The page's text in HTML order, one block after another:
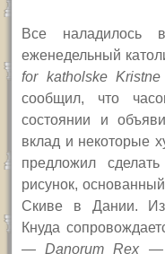
Все наладилось
еженедельный
for katholske Kristne
сообщил, что
состоянии и
вклад и некоторые
предложил
рисунок,
Скиве в Дании.
Кнуда
— Danorum Rex
—